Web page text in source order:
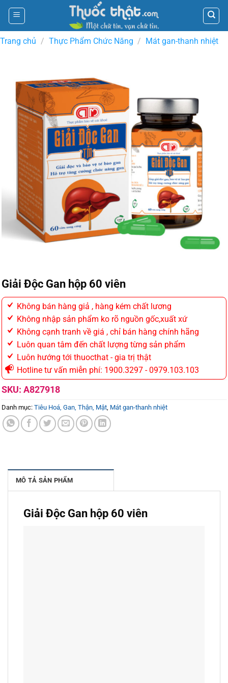
Skip
content
Trang chủ / Thực Phẩm Chức Năng / Mát gan-thanh nhiệt
Giải Độc Gan hộp 60 viên
Không bán hàng giả , hàng kém chất lương
Không nhập sản phẩm ko rõ nguồn gốc,xuất xứ
Không cạnh tranh về giá , chỉ bán hàng chính hãng
Luôn quan tâm đến chất lượng từng sản phẩm
Luôn hướng tới thuocthat - gia trị thật
Hotline tư vấn miễn phí: 1900.3297 - 0979.103.103
SKU: A827918
Danh mục: Tiêu Hoá, Gan, Thận, Mật, Mát gan-thanh nhiệt
MÔ TẢ SẢN PHẨM
Giải Độc Gan hộp 60 viên